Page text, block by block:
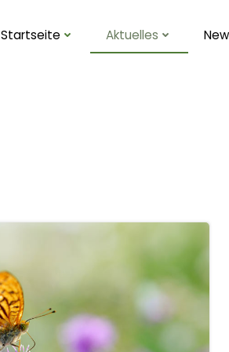
Startseite Aktuelles